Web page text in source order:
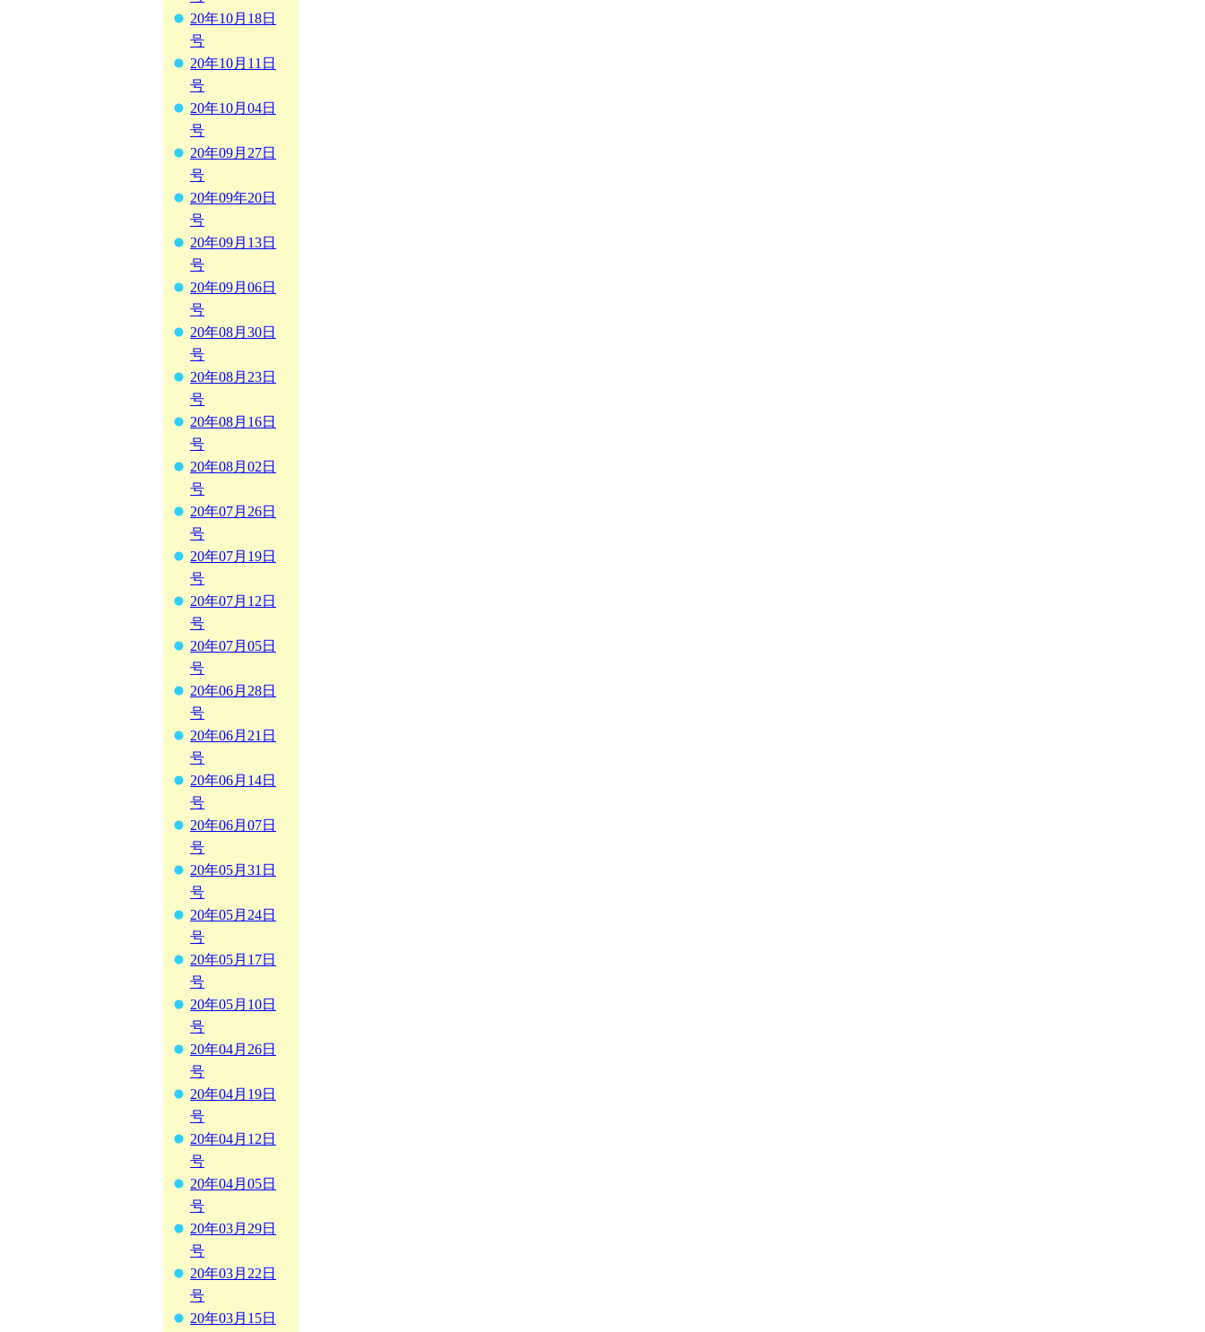
20年10月18日
号
20年10月11日
号
20年10月04日
号
20年09月27日
号
20年09年20日
号
20年09月13日
号
20年09月06日
号
20年08月30日
号
20年08月23日
号
20年08月16日
号
20年08月02日
号
20年07月26日
号
20年07月19日
号
20年07月12日
号
20年07月05日
号
20年06月28日
号
20年06月21日
号
20年06月14日
号
20年06月07日
号
20年05月31日
号
20年05月24日
号
20年05月17日
号
20年05月10日
号
20年04月26日
号
20年04月19日
号
20年04月12日
号
20年04月05日
号
20年03月29日
号
20年03月22日
号
20年03月15日